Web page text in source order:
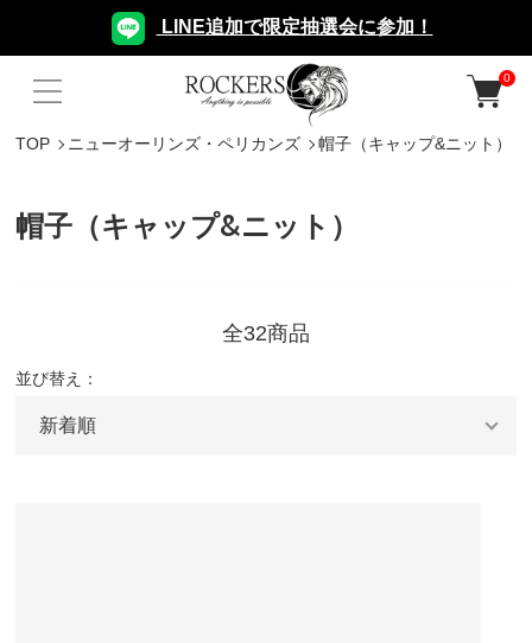
LINE追加で限定抽選会に参加！
0
TOP ニューオーリンズ・ペリカンズ 帽子（キャップ&ニット）
帽子（キャップ&ニット）
全32商品
並び替え：